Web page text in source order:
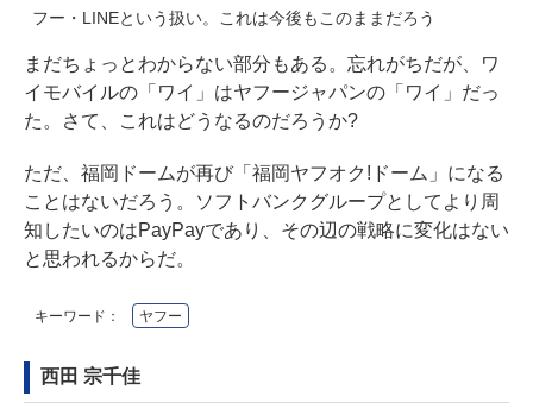
フー・LINEという扱い。これは今後もこのままだろう
まだちょっとわからない部分もある。忘れがちだが、ワ
イモバイルの「ワイ」はヤフージャパンの「ワイ」だっ
た。さて、これはどうなるのだろうか?
ただ、福岡ドームが再び「福岡ヤフオク!ドーム」になる
ことはないだろう。ソフトバンクグループとしてより周
知したいのはPayPayであり、その辺の戦略に変化はない
と思われるからだ。
キーワード： ヤフー
西田 宗千佳